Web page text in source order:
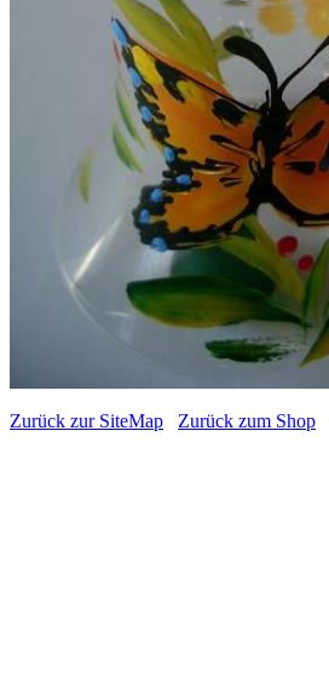
Zurück zur SiteMap Zurück zum Shop